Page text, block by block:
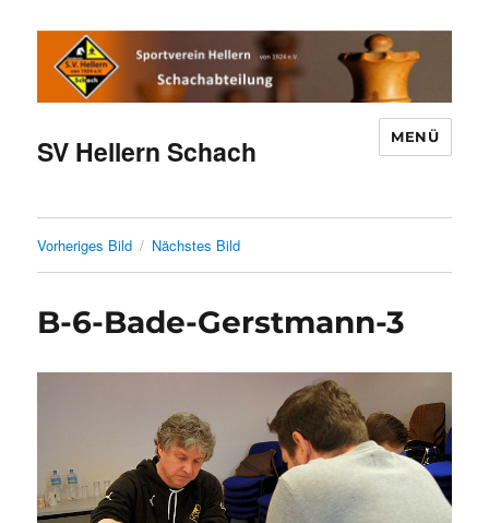
SV Hellern Schach MENÜ
Vorheriges Bild Nächstes Bild
B-6-Bade-Gerstmann-3